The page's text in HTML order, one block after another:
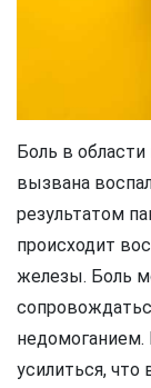
Боль в
вызвана
результатом
происходит
железы. Боль
недомоганием.
усилиться,